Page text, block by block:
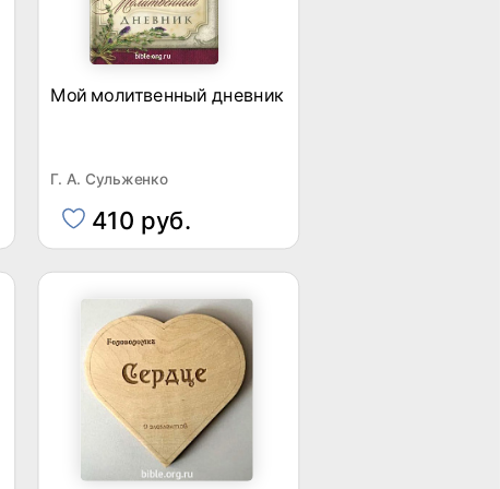
Мой молитвенный дневник
Г. А. Сульженко
410 руб.